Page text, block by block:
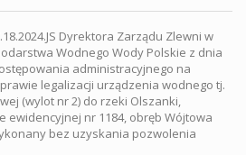
Dyrektora Zarządu Zlewni w
Wodnego Wody Polskie z dnia
administracyjnego na
legalizacji urządzenia wodnego tj.
(wylot nr 2) do rzeki Olszanki,
ewidencyjnej nr 1184, obręb Wójtowa
bez uzyskania pozwolenia